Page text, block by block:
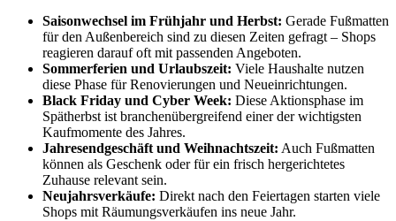
Saisonwechsel im Frühjahr und Herbst: Gerade Fußmatten
für den Außenbereich sind zu diesen Zeiten gefragt – Shops
reagieren darauf oft mit passenden Angeboten.
Sommerferien und Urlaubszeit: Viele Haushalte nutzen
diese Phase für Renovierungen und Neueinrichtungen.
Black Friday und Cyber Week: Diese Aktionsphase im
Spätherbst ist branchenübergreifend einer der wichtigsten
Kaufmomente des Jahres.
Jahresendgeschäft und Weihnachtszeit: Auch Fußmatten
können als Geschenk oder für ein frisch hergerichtetes
Zuhause relevant sein.
Neujahrsverkäufe: Direkt nach den Feiertagen starten viele
Shops mit Räumungsverkäufen ins neue Jahr.